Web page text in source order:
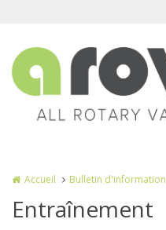
Accueil Bulletin d'information
Entraînement